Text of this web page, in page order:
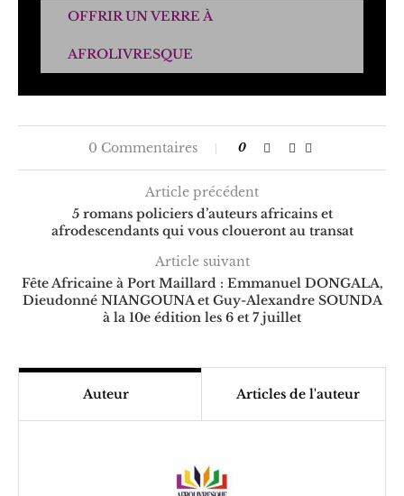
OFFRIR UN VERRE À
AFROLIVRESQUE
0 Commentaires 0
Article précédent
5 romans policiers d’auteurs africains et
afrodescendants qui vous cloueront au transat
Article suivant
Fête Africaine à Port Maillard : Emmanuel DONGALA,
Dieudonné NIANGOUNA et Guy-Alexandre SOUNDA
à la 10e édition les 6 et 7 juillet
Auteur Articles de l'auteur